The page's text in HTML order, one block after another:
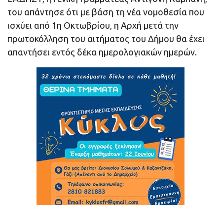
του απάντησε ότι με βάση τη νέα νομοθεσία που
ισχύει από 1η Οκτωβρίου, η Αρχή μετά την
πρωτοκόλληση του αιτήματος του Δήμου θα έχει
απαντήσει εντός δέκα ημερολογιακών ημερών.